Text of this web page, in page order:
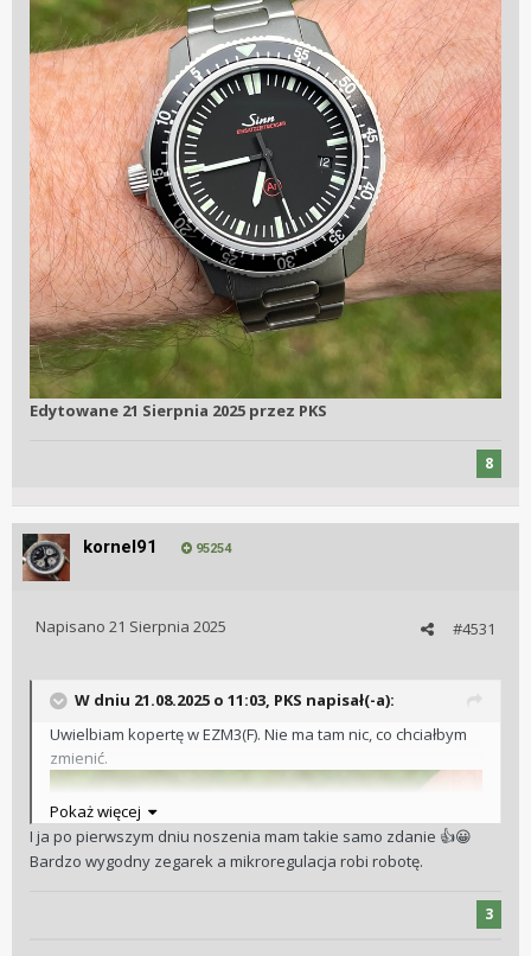
Edytowane 21 Sierpnia 2025 przez PKS
8
kornel91 95254
#4531
Napisano 21 Sierpnia 2025
W dniu 21.08.2025 o 11:03, PKS napisał(-a):
Uwielbiam kopertę w EZM3(F). Nie ma tam nic, co chciałbym
zmienić.
Pokaż więcej
I ja po pierwszym dniu noszenia mam takie samo zdanie 👍😀
Bardzo wygodny zegarek a mikroregulacja robi robotę.
3